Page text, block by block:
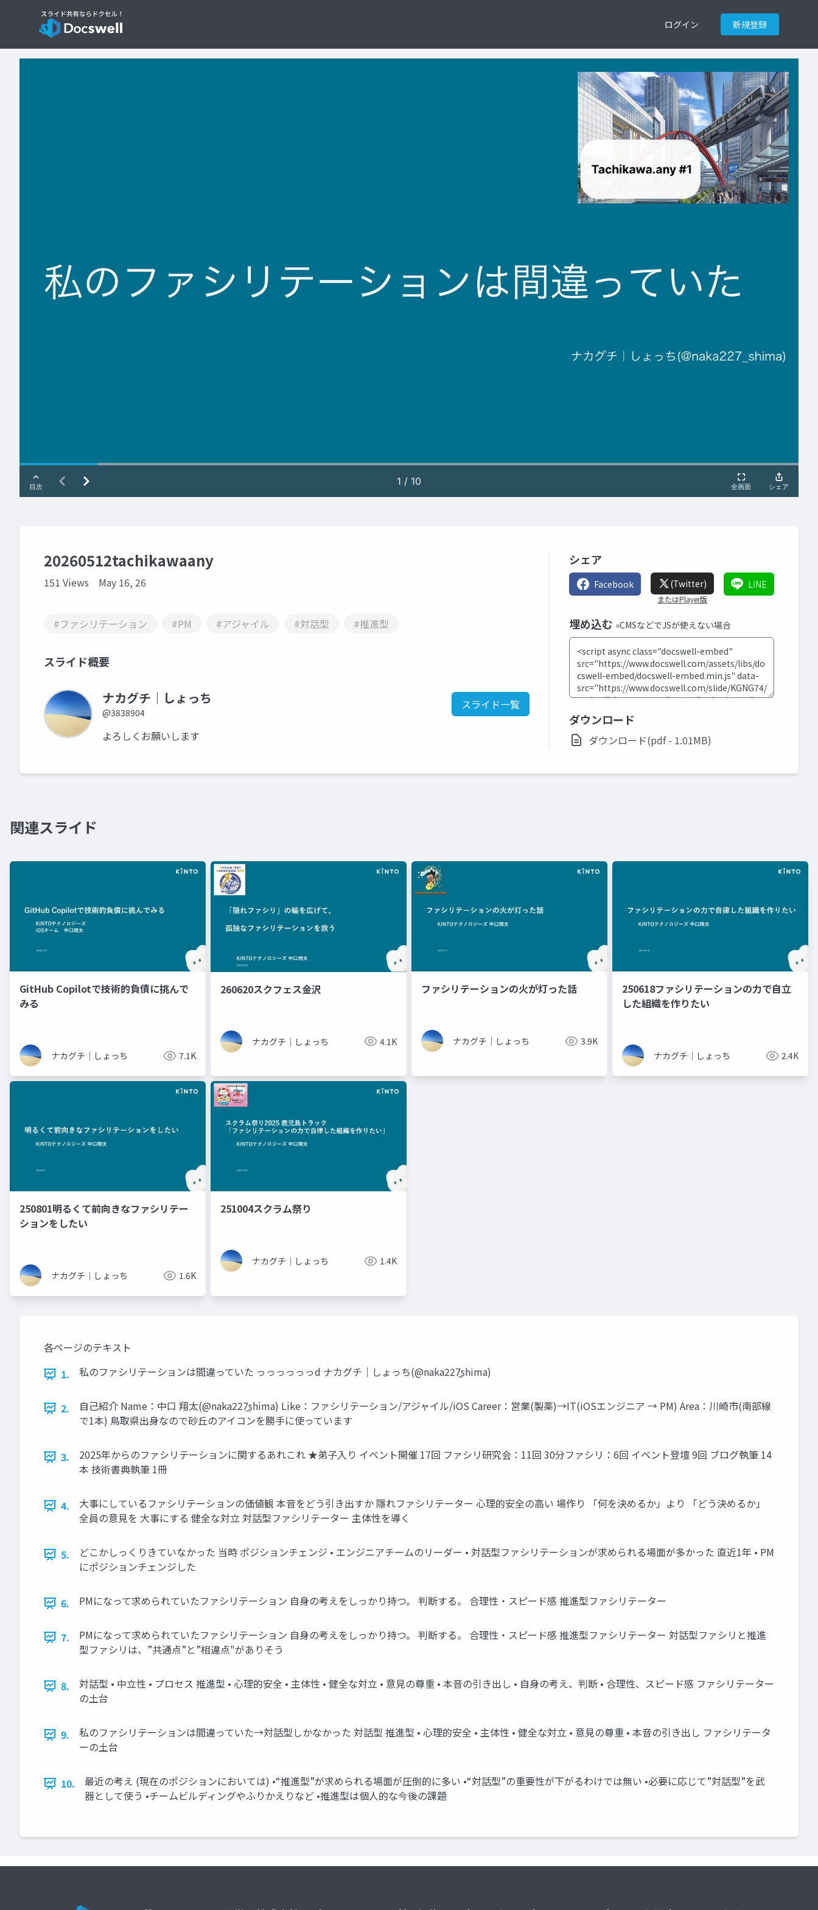
ログイン 新規登録
20260512tachikawaany
151 Views May 16, 26
#ファシリテーション #PM #アジャイル #対話型 #推進型
スライド概要
ナカグチ｜しょっち
@3838904
スライド一覧
よろしくお願いします
シェア
Facebook (Twitter)
またはPlayer版
LINE
埋め込む »CMSなどでJSが使えない場合
ダウンロード
ダウンロード(pdf - 1.01MB)
関連スライド
GitHub Copilotで技術的負債に挑んで
みる
ナカグチ｜しょっち 7.1K
260620スクフェス金沢
ナカグチ｜しょっち 4.1K
ファシリテーションの火が灯った話
ナカグチ｜しょっち 3.9K
250618ファシリテーションの力で自立
した組織を作りたい
ナカグチ｜しょっち 2.4K
250801明るくて前向きなファシリテー
ションをしたい
ナカグチ｜しょっち 1.6K
251004スクラム祭り
ナカグチ｜しょっち 1.4K
各ページのテキスト
1.
私のファシリテーションは間違っていた っっっっっっd ナカグチ｜しょっち(@naka227̲shima)
2.
自己紹介 Name：中口 翔太(@naka227̲shima) Like：ファシリテーション/アジャイル/iOS Career：営業(製薬)→IT(iOSエンジニア → PM) Area：川崎市(南部線
で1本) 鳥取県出身なので砂丘のアイコンを勝手に使っています
3.
2025年からのファシリテーションに関するあれこれ ★弟子入り イベント開催 17回 ファシリ研究会：11回 30分ファシリ：6回 イベント登壇 9回 ブログ執筆 14
本 技術書典執筆 1冊
4.
大事にしているファシリテーションの価値観 本音をどう引き出すか 隱れファシリテーター 心理的安全の高い 場作り 「何を決めるか」より 「どう決めるか」
全員の意見を 大事にする 健全な対立 対話型ファシリテーター 主体性を導く
5.
どこかしっくりきていなかった 当時 ポジションチェンジ • エンジニアチームのリーダー • 対話型ファシリテーションが求められる場面が多かった 直近1年 • PM
にポジションチェンジした
6. PMになって求められていたファシリテーション 自身の考えをしっかり持つ。 判断する。 合理性・スピード感 推進型ファシリテーター
7.
PMになって求められていたファシリテーション 自身の考えをしっかり持つ。 判断する。 合理性・スピード感 推進型ファシリテーター 対話型ファシリと推進
型ファシリは、”共通点”と”相違点"がありそう
8.
対話型 • 中立性 • プロセス 推進型 • 心理的安全 • 主体性 • 健全な対立 • 意見の尊重 • 本音の引き出し • 自身の考え、判断 • 合理性、スピード感 ファシリテーター
の土台
9.
私のファシリテーションは間違っていた→対話型しかなかった 対話型 推進型 • 心理的安全 • 主体性 • 健全な対立 • 意見の尊重 • 本音の引き出し ファシリテータ
ーの土台
10.
最近の考え (現在のポジションにおいては) •“推進型”が求められる場面が圧倒的に多い •“対話型”の重要性が下がるわけでは無い •必要に応じて”対話型”を武
器として使う •チームビルディングやふりかえりなど •推進型は個人的な今後の課題